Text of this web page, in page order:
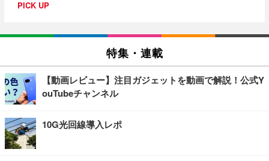
PICK UP
特集・連載
【動画レビュー】注目ガジェットを動画で解説！公式Y
ouTubeチャンネル
10G光回線導入レポ